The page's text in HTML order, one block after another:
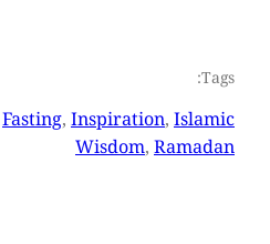
Tags:
Fasting, Inspiration, Islamic
Wisdom, Ramadan